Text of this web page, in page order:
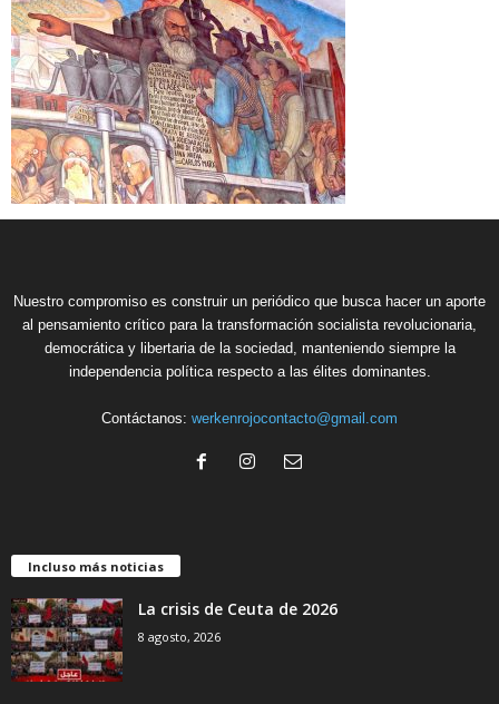
Nuestro compromiso es construir un periódico que busca hacer un aporte
al pensamiento crítico para la transformación socialista revolucionaria,
democrática y libertaria de la sociedad, manteniendo siempre la
independencia política respecto a las élites dominantes.
Contáctanos: werkenrojocontacto@gmail.com
Incluso más noticias
La crisis de Ceuta de 2026
8 agosto, 2026